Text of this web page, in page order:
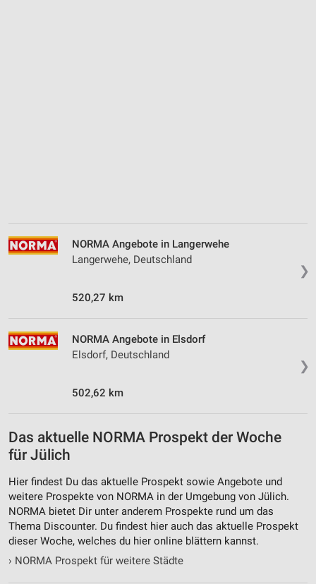
❯
NORMA Angebote in Langerwehe
Langerwehe, Deutschland
520,27 km
❯
NORMA Angebote in Elsdorf
Elsdorf, Deutschland
502,62 km
Das aktuelle NORMA Prospekt der Woche
für Jülich
Hier findest Du das aktuelle Prospekt sowie Angebote und
weitere Prospekte von NORMA in der Umgebung von Jülich.
NORMA bietet Dir unter anderem Prospekte rund um das
Thema Discounter. Du findest hier auch das aktuelle Prospekt
dieser Woche, welches du hier online blättern kannst.
› NORMA Prospekt für weitere Städte